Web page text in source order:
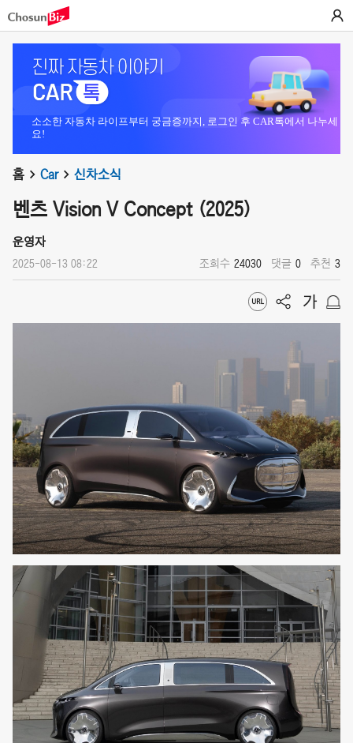
소소한 자동차 라이프부터 궁금증까지, 로그인 후 CAR톡에서 나누세
요!
홈 Car 신차소식
벤츠 Vision V Concept (2025)
운영자
2025-08-13 08:22 조회수 24030 댓글 0 추천 3